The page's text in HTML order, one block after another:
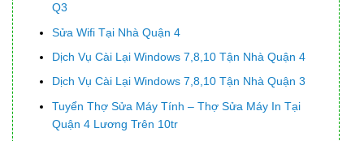
Q3
Sửa Wifi Tại Nhà Quận 4
Dịch Vụ Cài Lại Windows 7,8,10 Tận Nhà Quận 4
Dịch Vụ Cài Lại Windows 7,8,10 Tận Nhà Quận 3
Tuyển Thợ Sửa Máy Tính – Thợ Sửa Máy In Tại
Quận 4 Lương Trên 10tr